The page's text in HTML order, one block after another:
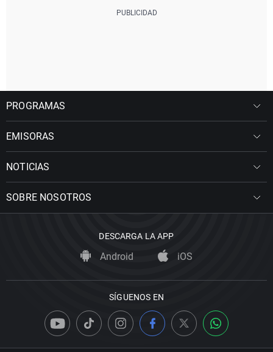
PROGRAMAS
EMISORAS
NOTICIAS
SOBRE NOSOTROS
DESCARGA LA APP
Android iOS
SÍGUENOS EN